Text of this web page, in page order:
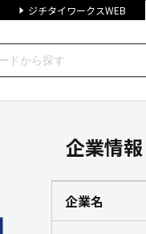
ジチタイワークスWEB
企業情報
企業名